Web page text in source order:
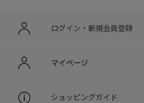
ログイン・新規会員登録
マイページ
ショッピングガイド